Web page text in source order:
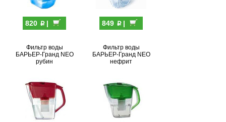
820 p| 849 p|
Фильтр воды
БАРЬЕР-Гранд NEO
рубин
Фильтр воды
БАРЬЕР-Гранд NEO
нефрит